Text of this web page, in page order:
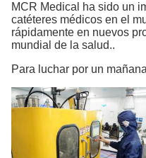
MCR Medical ha sido un
catéteres médicos en el
rápidamente en nuevos
mundial de la salud..
Para luchar por un